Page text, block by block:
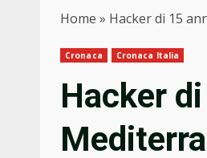
Home » Hacker di 15
Cronaca Cronaca Italia
Hacker